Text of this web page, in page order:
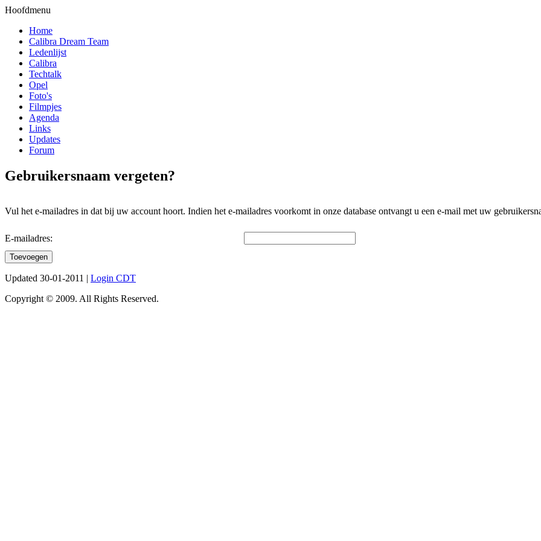
Hoofdmenu
Home
Calibra Dream Team
Ledenlijst
Calibra
Techtalk
Opel
Foto's
Filmpjes
Agenda
Links
Updates
Forum
Gebruikersnaam vergeten?
Vul het e-mailadres in dat bij uw account hoort. Indien het e-mailadres voorkomt in onze database ontvangt u een e-mail met uw
E-mailadres:
Toevoegen
Updated 30-01-2011 | Login CDT
Copyright © 2009. All Rights Reserved.